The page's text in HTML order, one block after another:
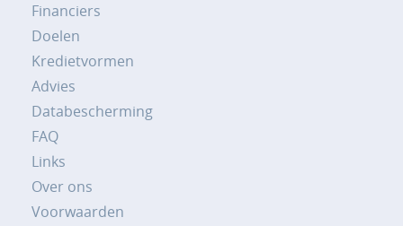
Financiers
Doelen
Kredietvormen
Advies
Databescherming
FAQ
Links
Over ons
Voorwaarden